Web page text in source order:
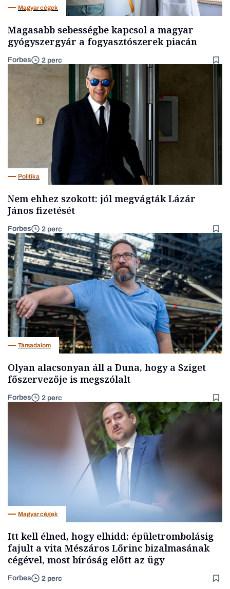
Magyar cégek
Magasabb sebességbe kapcsol a magyar
gyógyszergyár a fogyasztószerek piacán
Forbes 2 perc
Politika
Nem ehhez szokott: jól megvágták Lázár
János fizetését
Forbes 2 perc
Társadalom
Olyan alacsonyan áll a Duna, hogy a Sziget
főszervezője is megszólalt
Forbes 2 perc
Magyar cégek
Itt kell élned, hogy elhidd: épületrombolásig
fajult a vita Mészáros Lőrinc bizalmasának
cégével, most bíróság előtt az ügy
Forbes 2 perc